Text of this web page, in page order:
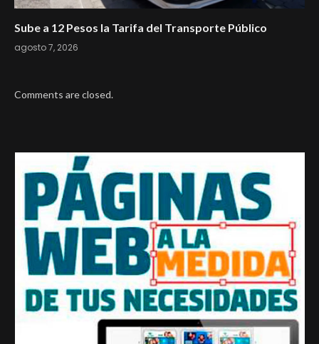
Sube a 12 Pesos la Tarifa del Transporte Público
agosto 7, 2026
Comments are closed.